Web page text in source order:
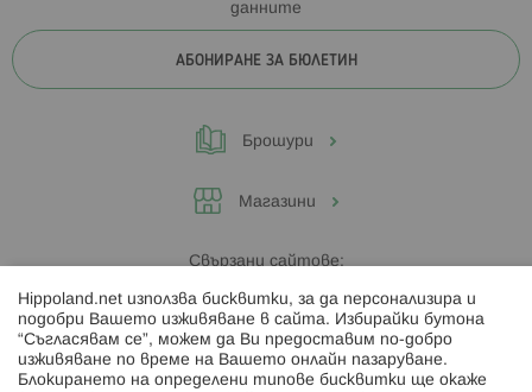
данните
АБОНИРАНЕ ЗА БЮЛЕТИН
Брошури
Магазини
Свързани сайтове:
Hippoland.ro
Последвайте ни:
Hippoland.net използва бисквитки, за да персонализира и
подобри Вашето изживяване в сайта. Избирайки бутона
“Съгласявам се”, можем да Ви предоставим по-добро
изживяване по време на Вашето онлайн пазаруване.
Блокирането на определени типове бисквитки ще окаже